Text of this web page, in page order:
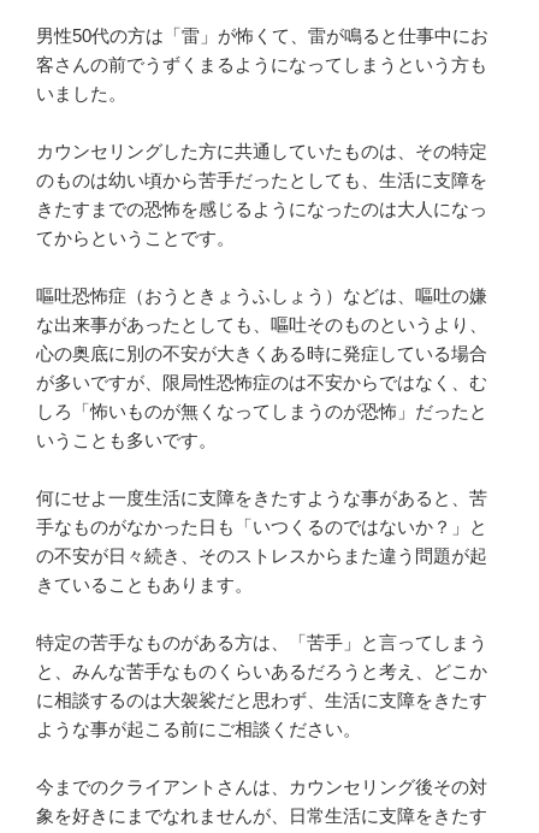
男性50代の方は「雷」が怖くて、雷が鳴ると仕事中にお
客さんの前でうずくまるようになってしまうという方も
いました。
カウンセリングした方に共通していたものは、その特定
のものは幼い頃から苦手だったとしても、生活に支障を
きたすまでの恐怖を感じるようになったのは大人になっ
てからということです。
嘔吐恐怖症（おうときょうふしょう）などは、嘔吐の嫌
な出来事があったとしても、嘔吐そのものというより、
心の奥底に別の不安が大きくある時に発症している場合
が多いですが、限局性恐怖症のは不安からではなく、む
しろ「怖いものが無くなってしまうのが恐怖」だったと
いうことも多いです。
何にせよ一度生活に支障をきたすような事があると、苦
手なものがなかった日も「いつくるのではないか？」と
の不安が日々続き、そのストレスからまた違う問題が起
きていることもあります。
特定の苦手なものがある方は、「苦手」と言ってしまう
と、みんな苦手なものくらいあるだろうと考え、どこか
に相談するのは大袈裟だと思わず、生活に支障をきたす
ような事が起こる前にご相談ください。
今までのクライアントさんは、カウンセリング後その対
象を好きにまでなれませんが、日常生活に支障をきたす